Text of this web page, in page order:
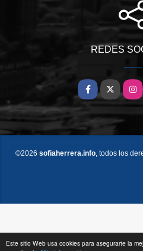
Este sitio Web usa cookies para asegurarte la
REDES
Facebook
X
©2026 sofiaherrera.info, todos los